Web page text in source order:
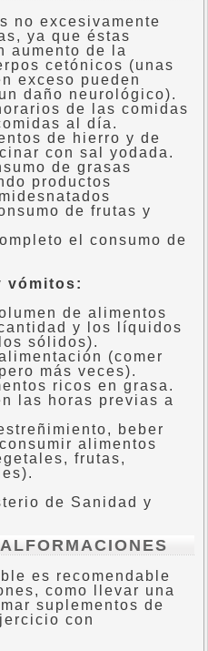
no excesivamente
ya que éstas
aumento de la
cetónicos (unas
exceso pueden
daño neurológico).
de las comidas
al día.
de hierro y de
con sal yodada.
de grasas
productos
de frutas y
el consumo de
vómitos:
de alimentos
y los líquidos
sólidos).
(comer
más veces).
ricos en grasa.
las horas previas a
beber
alimentos
frutas,
de Sanidad y
es recomendable
como llevar una
suplementos de
con